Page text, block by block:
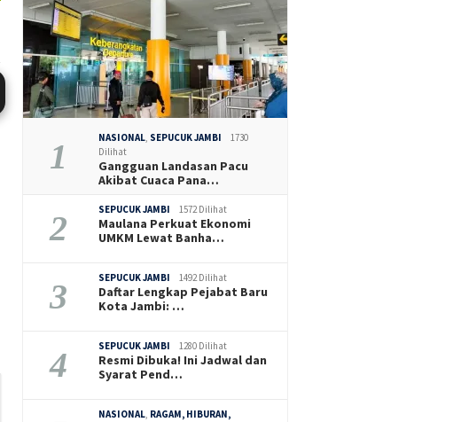
1 NASIONAL SEPUCUK JAMBI
1730
Dilihat
Gangguan Landasan Pacu
Akibat Cuaca Pana…
2 SEPUCUK JAMBI 1572 Dilihat
Maulana Perkuat Ekonomi
UMKM Lewat Banha…
3 SEPUCUK JAMBI 1492 Dilihat
Daftar Lengkap Pejabat Baru
Kota Jambi: …
4 SEPUCUK JAMBI 1280 Dilihat
Resmi Dibuka! Ini Jadwal dan
Syarat Pend…
NASIONAL RAGAM, HIBURAN,